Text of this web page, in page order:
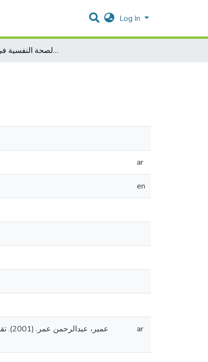
Log In
تقييم خدمات الصحة النفسية في قطاع غزة
ar
en
ar